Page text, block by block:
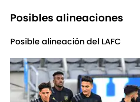
Posibles alineaciones
Posible alineación del LAFC